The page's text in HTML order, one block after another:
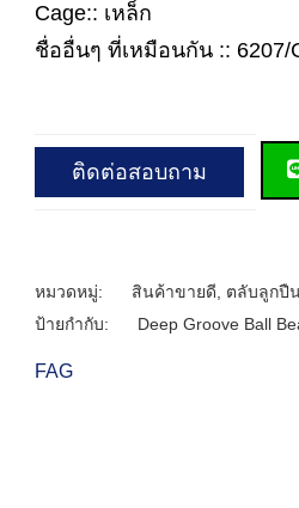
Cage:: เหล็ก
ชื่ออื่นๆ ที่เหมือนกัน :: 6207/
ติดต่อสอบถาม
หมวดหมู่: สินค้าขายดี
ตลับลูกปื
ป้ายกำกับ:
Deep Groove Ball
FAG